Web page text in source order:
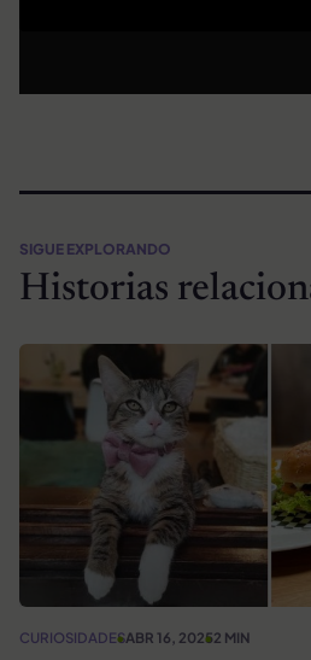
SIGUE EXPLORANDO
Historias
CURIOSIDADESABR 16, 20252 MIN